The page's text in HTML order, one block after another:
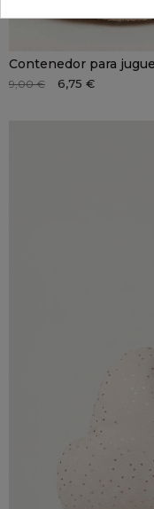
Contenedor para
9,00 € 6,75 €